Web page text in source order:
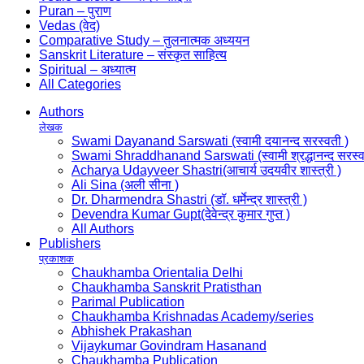
Puran – पुराण
Vedas (वेद)
Comparative Study – तुलनात्मक अध्ययन
Sanskrit Literature – संस्कृत साहित्य
Spiritual – अध्यात्म
All Categories
Authors
लेखक
Swami Dayanand Sarswati (स्वामी दयानन्द सरस्वती )
Swami Shraddhanand Sarswati (स्वामी श्रद्धानन्द
Acharya Udayveer Shastri(आचार्य उदयवीर शास्त्री )
Ali Sina (अली सीना )
Dr. Dharmendra Shastri (डॉ. धर्मेन्द्र शास्त्री )
Devendra Kumar Gupt(देवेन्द्र कुमार गुप्त )
All Authors
Publishers
प्रकाशक
Chaukhamba Orientalia Delhi
Chaukhamba Sanskrit Pratisthan
Parimal Publication
Chaukhamba Krishnadas Academy/series
Abhishek Prakashan
Vijaykumar Govindram Hasanand
Chaukhamba Publication